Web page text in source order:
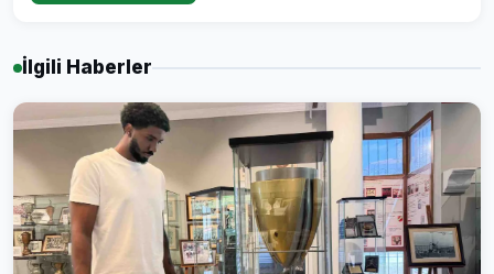
İlgili Haberler